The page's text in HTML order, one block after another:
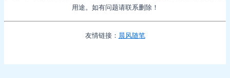
用途。如有问题请联系删除！
友情链接： 晨风随笔